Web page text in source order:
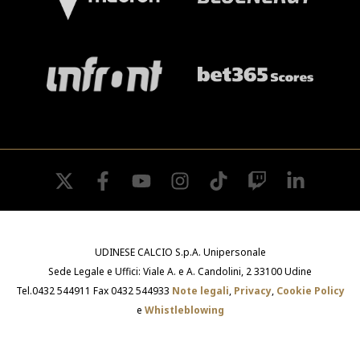
twitter facebookyoutube instagramtiktok twitch
UDINESE CALCIO S.p.A. Unipersonale
Sede Legale e Uffici: Viale A. e A. Candolini, 2 33100 Udine
Tel.0432 544911 Fax 0432 544933 Note legali, Privacy, Cookie Policy
e Whistleblowing